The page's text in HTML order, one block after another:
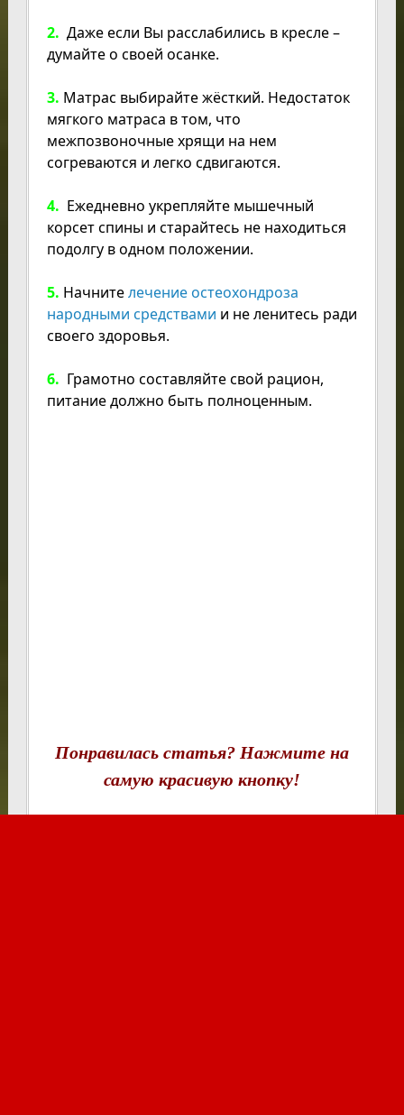
2. Даже если Вы расслабились в кресле –
думайте о своей осанке.
3. Матрас выбирайте жёсткий. Недостаток
мягкого матраса в том, что
межпозвоночные хрящи на нем
согреваются и легко сдвигаются.
4. Ежедневно укрепляйте мышечный
корсет спины и старайтесь не находиться
подолгу в одном положении.
5. Начнителечение остеохондроза
народными средствами и не ленитесь ради
своего здоровья.
6. Грамотно составляйте свой рацион,
питание должно быть полноценным.
Понравилась статья? Нажмите на
самую красивую кнопку!